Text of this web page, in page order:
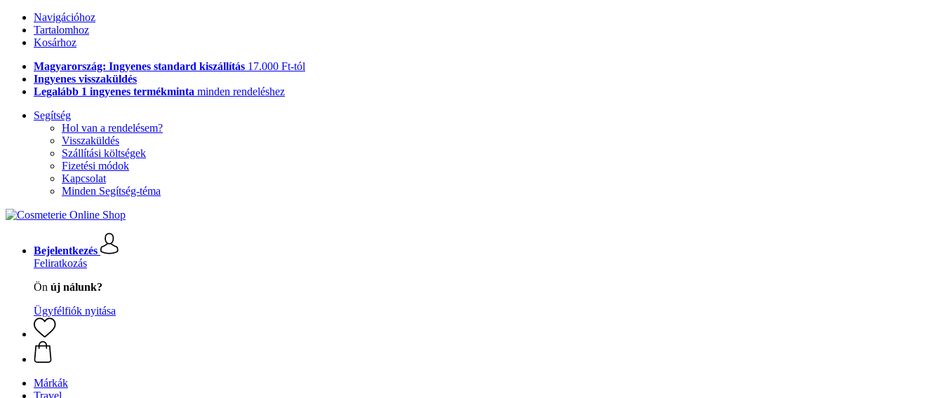
Navigációhoz
Tartalomhoz
Kosárhoz
Magyarország: Ingyenes standard kiszállítás 17.000 Ft-tól
Ingyenes visszaküldés
Legalább 1 ingyenes termékminta minden rendeléshez
Segítség
Hol van a rendelésem?
Visszaküldés
Szállítási költségek
Fizetési módok
Kapcsolat
Minden Segítség-téma
Bejelentkezés
Feliratkozás
Ön új nálunk?
Ügyfélfiók nyitása
Márkák
Travel